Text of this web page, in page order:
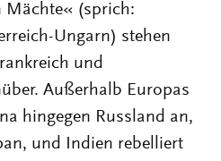
Mächte« (sprich:
Ungarn) stehen
und
Außerhalb Europas
hingegen Russland an,
und Indien rebelliert